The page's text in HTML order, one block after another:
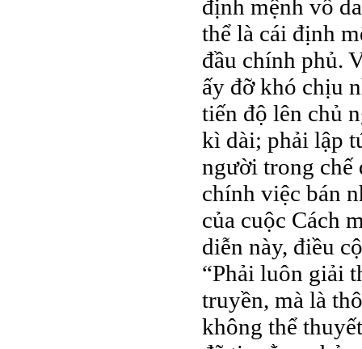
định mệnh vô
thể là cái định
đầu chính phủ.
ấy đỡ khó chịu
tiến độ lên chủ
kì dài; phải lập
người trong chế
chính việc bán
của cuộc Cách
diễn này, điều
“Phải luôn giải
truyền, mà là
không thể